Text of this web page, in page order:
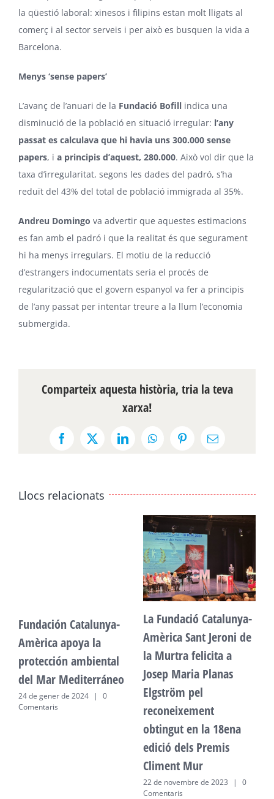
la qüestió laboral: xinesos i filipins estan molt lligats al
comerç i al sector serveis i per això es busquen la vida a
Barcelona.
Menys ‘sense papers’
L’avanç de l’anuari de la Fundació Bofill indica una
disminució de la població en situació irregular: l’any
passat es calculava que hi havia uns 300.000 sense
papers, i a principis d’aquest, 280.000. Això vol dir que la
taxa d’irregularitat, segons les dades del padró, s’ha
reduït del 43% del total de població immigrada al 35%.
Andreu Domingo va advertir que aquestes estimacions
es fan amb el padró i que la realitat és que segurament
hi ha menys irregulars. El motiu de la reducció
d’estrangers indocumentats seria el procés de
regularització que el govern espanyol va fer a principis
de l’any passat per intentar treure a la llum l’economia
submergida.
Comparteix aquesta història, tria la teva
xarxa!
Facebook
X LinkedInWhatsAppPinterestEmail:
Llocs relacionats
Fundación Catalunya-
Amèrica apoya la
protección ambiental
del Mar Mediterráneo
24 de gener de 2024 |
0
Comentaris
La Fundació Catalunya-
Amèrica Sant Jeroni de
la Murtra felicita a
Josep Maria Planas
Elgström pel
reconeixement
obtingut en la 18ena
edició dels Premis
Climent Mur
22 de novembre de 2023 |
0
Comentaris